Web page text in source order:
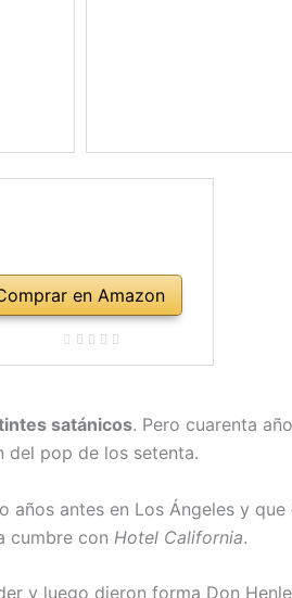
en Amazon
satánicos. Pero cuarenta
del pop de los setenta.
antes en Los Ángeles y que
cumbre con Hotel California.
y luego dieron forma Don